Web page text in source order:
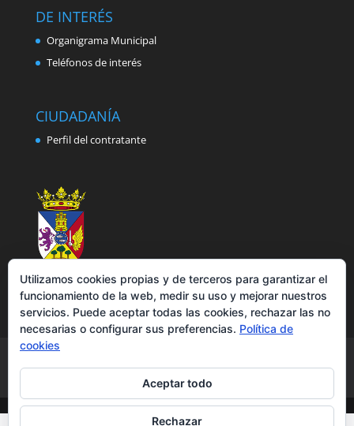
DE INTERÉS
Organigrama Municipal
Teléfonos de interés
CIUDADANÍA
Perfil del contratante
Política de cookies
Accesibilidad
Utilizamos cookies propias y de terceros para garantizar el
funcionamiento de la web, medir su uso y mejorar nuestros
servicios. Puede aceptar todas las cookies, rechazar las no
necesarias o configurar sus preferencias. Política de
cookies
Aceptar todo
Rechazar